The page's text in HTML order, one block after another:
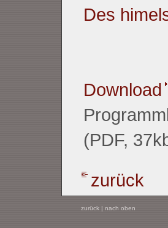
Des
Download
(PDF,
zurück
zurück| nach oben